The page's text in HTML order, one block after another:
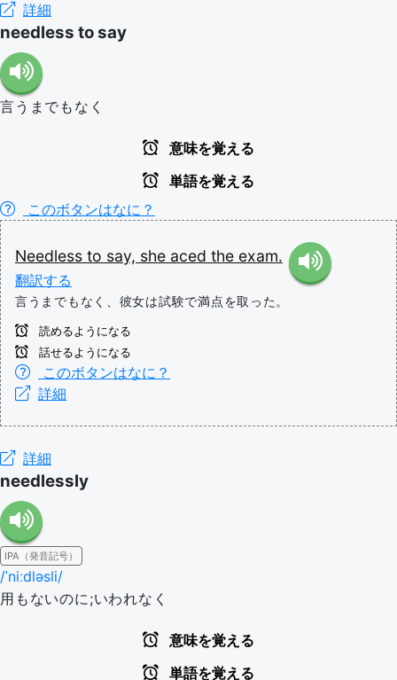
詳細
needless to say
言うまでもなく
意味を覚える
単語を覚える
このボタンはなに？
Needless to say, she aced the exam.
翻訳する
言うまでもなく、彼女は試験で満点を取った。
読めるようになる
話せるようになる
このボタンはなに？
詳細
詳細
needlessly
IPA（発音記号）
/ˈniːdləsli/
用もないのに;いわれなく
意味を覚える
単語を覚える